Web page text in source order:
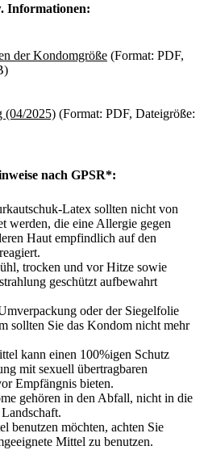
Informationen:
der Kondomgröße (Format: PDF,
(04/2025) (Format: PDF, Dateigröße:
nach GPSR*:
Latex sollten nicht von
werden, die eine Allergie gegen
Haut empfindlich auf den
trocken und vor Hitze sowie
geschützt aufbewahrt
oder der Siegelfolie
sollten Sie das Kondom nicht mehr
kann einen 100%igen Schutz
mit sexuell übertragbaren
Empfängnis bieten.
gehören in den Abfall, nicht in die
benutzen möchten, achten Sie
Mittel zu benutzen.